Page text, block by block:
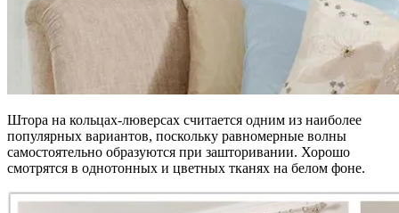
Штора на кольцах-люверсах считается одним из наиболее
популярных вариантов, поскольку равномерные волны
самостоятельно образуются при зашторивании. Хорошо
смотрятся в однотонных и цветных тканях на белом фоне.